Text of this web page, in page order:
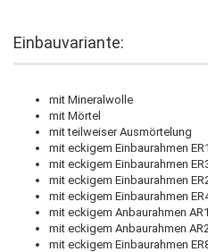
Einbauvariante:
mit Mineralwolle
mit Mörtel
mit teilweiser Ausmörtelung
mit eckigem Einbaurahmen ER1
mit eckigem Einbaurahmen
mit eckigem Einbaurahmen
mit eckigem Einbaurahmen
mit eckigem Anbaurahmen AR1
mit eckigem Anbaurahmen
mit eckigem Einbaurahmen